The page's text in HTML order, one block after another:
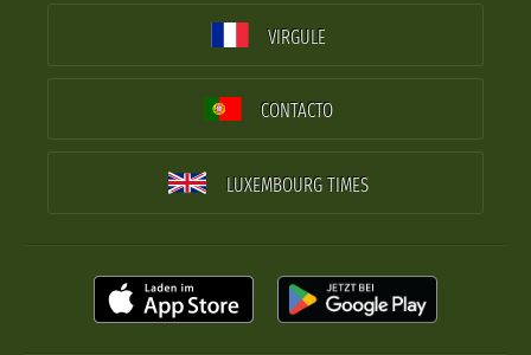
VIRGULE
CONTACTO
LUXEMBOURG TIMES